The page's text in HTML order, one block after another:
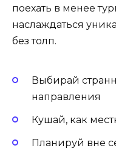
поехать в менее
наслаждаться
без толп.
Выбирай
направления
Кушай, как
Планируй вне